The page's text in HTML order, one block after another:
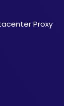
Proxy